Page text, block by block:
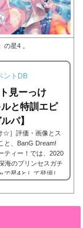
星4 。
ントDB
見ーっけ
と特訓エピ
パ】
☆］評価・画像とス
と、BanG Dream!
ティー！では、2020
海のプリンセスガチ
星4として登場し
は、氷川日菜 星4
っけ☆］※画像をタ
前■特訓後■SDス